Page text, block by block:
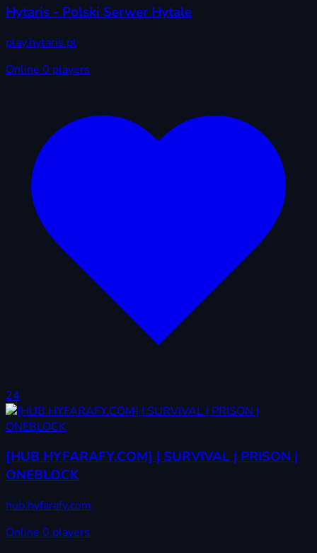
Hytaris - Polski Serwer Hytale
play.hytaris.pl
Online 0 players
24
[HUB HYFARAFY.COM] | SURVIVAL | PRISON |
ONEBLOCK
hub.hyfarafy.com
Online 0 players